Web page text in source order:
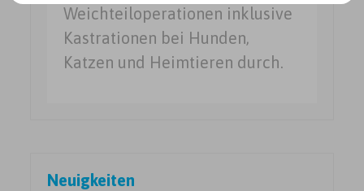
Weichteiloperationen inklusive
Kastrationen bei Hunden,
Katzen und Heimtieren durch.
Neuigkeiten